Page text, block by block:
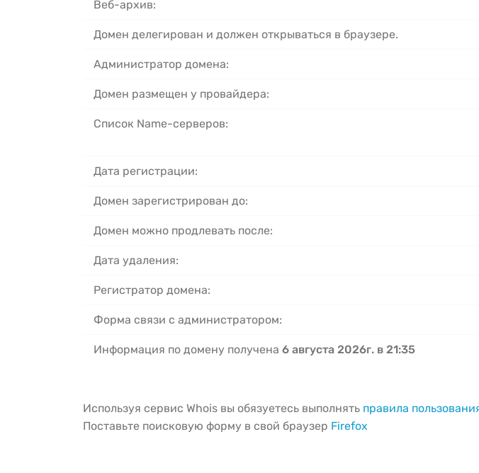
Веб-архив:
Домен делегирован и должен открываться в браузере.
Администратор домена:
Домен размещен у провайдера:
Список Name-серверов:
Дата регистрации:
Домен зарегистрирован до:
Домен можно продлевать после:
Дата удаления:
Регистратор домена:
Форма связи с администратором:
Информация по домену получена 6 августа 2026г. в 21:35
Используя сервис Whois вы обязуетесь выполнять правила
Поставьте поисковую форму в свой браузер Firefox